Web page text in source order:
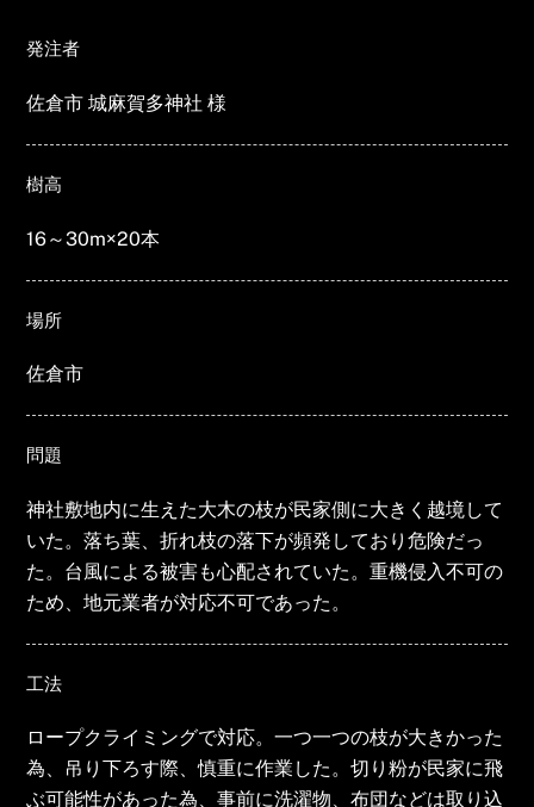
発注者
佐倉市 城麻賀多神社 様
樹高
16～30m×20本
場所
佐倉市
問題
神社敷地内に生えた大木の枝が民家側に大きく越境して
いた。落ち葉、折れ枝の落下が頻発しており危険だっ
た。台風による被害も心配されていた。重機侵入不可の
ため、地元業者が対応不可であった。
工法
ロープクライミングで対応。一つ一つの枝が大きかった
為、吊り下ろす際、慎重に作業した。切り粉が民家に飛
ぶ可能性があった為、事前に洗濯物、布団などは取り込